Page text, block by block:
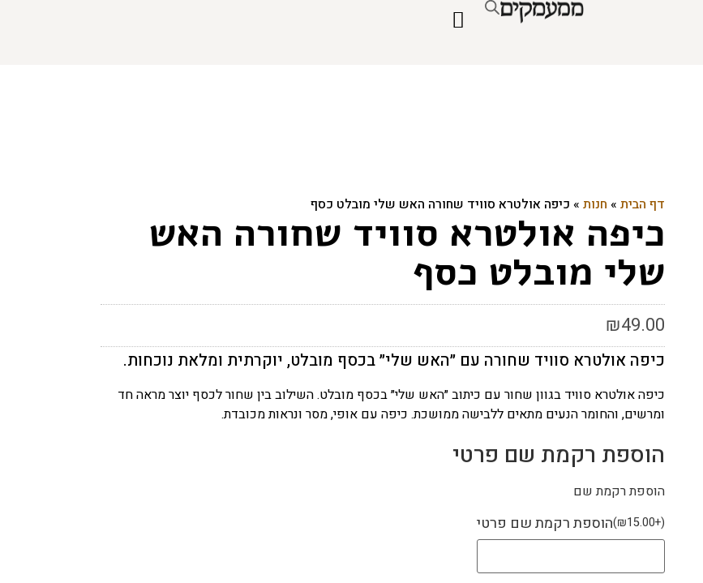
דף הבית » חנות » כיפה אולטרא סוויד שחורה האש שלי מובלט כסף
כיפה אולטרא סוויד שחורה האש
שלי מובלט כסף
₪49.00
כיפה אולטרא סוויד שחורה עם ״האש שלי״ בכסף מובלט, יוקרתית ומלאת נוכחות.
כיפה אולטרא סוויד בגוון שחור עם כיתוב ״האש שלי״ בכסף מובלט. השילוב בין שחור לכסף יוצר מראה חד
ומרשים, והחומר הנעים מתאים ללבישה ממושכת. כיפה עם אופי, מסר ונראות מכובדת.
הוספת רקמת שם פרטי
הוספת רקמת שם
הוספת רקמת שם פרטי (
+
₪15.00
)